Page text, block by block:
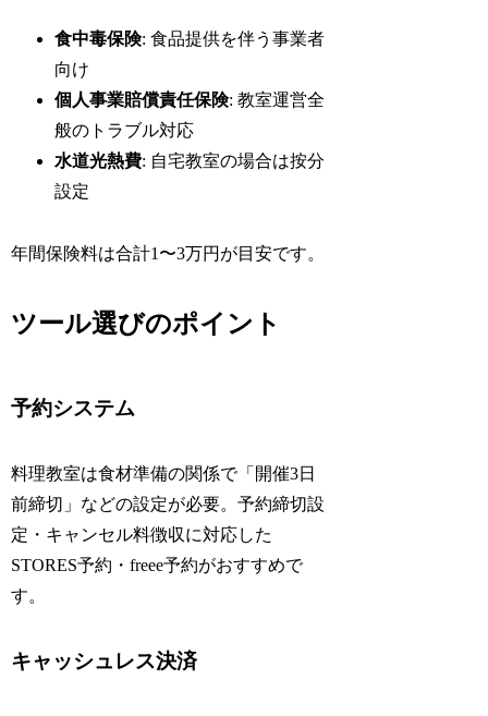
食中毒保険: 食品提供を伴う事業者
向け
個人事業賠償責任保険: 教室運営全
般のトラブル対応
水道光熱費: 自宅教室の場合は按分
設定
年間保険料は合計1〜3万円が目安です。
ツール選びのポイント
予約システム
料理教室は食材準備の関係で「開催3日
前締切」などの設定が必要。予約締切設
定・キャンセル料徴収に対応した
STORES予約・freee予約がおすすめで
す。
キャッシュレス決済